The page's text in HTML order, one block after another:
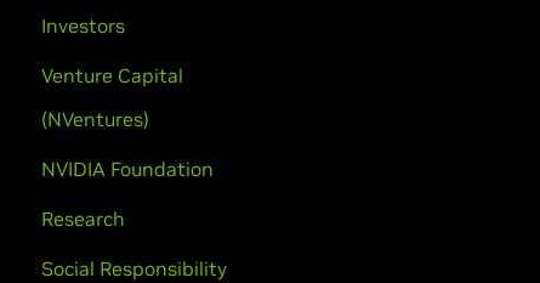
Investors
Venture Capital
(NVentures)
NVIDIA Foundation
Research
Social Responsibility